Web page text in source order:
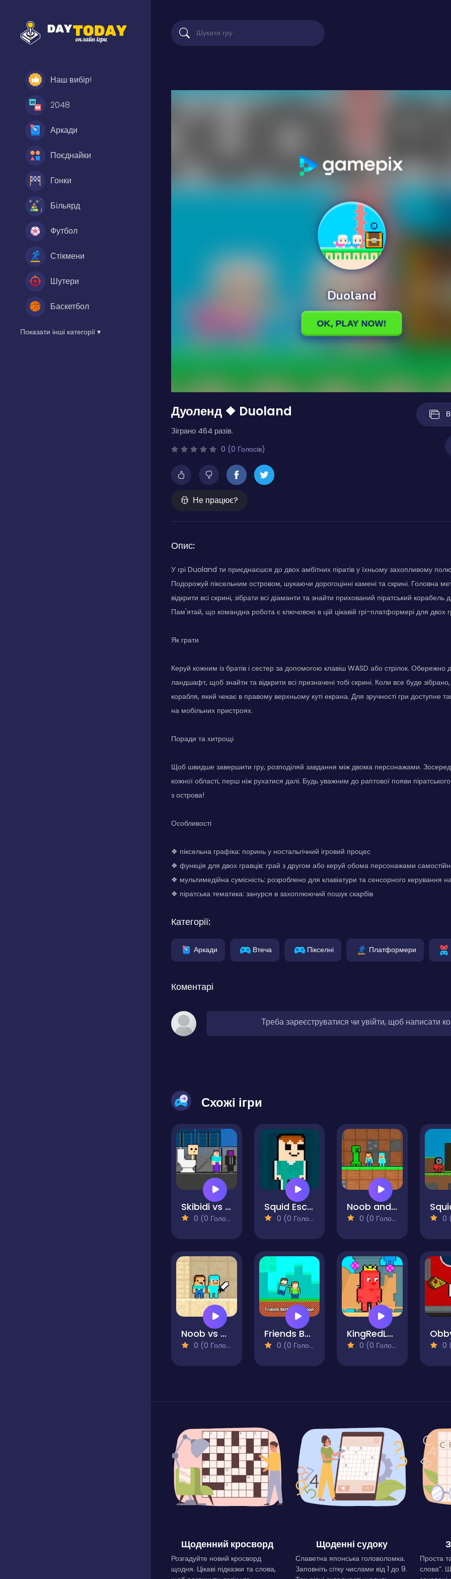
Наш вибір!
2048
Аркади
Поєднайки
Гонки
Більярд
Футбол
Стікмени
Шутери
Баскетбол
Показати інші категорії ▾
Дуоленд ❖ Duoland
Зіграно 464 разів.
0 (0 Голосів)
Не працює?
Опис:
У грі Duoland ти приєднаєшся до двох амбітних піратів у їхньому захопливому
Подорожуй піксельним островом, шукаючи дорогоцінні камені та скрині. Головна
відкрити всі скрині, зібрати всі діаманти та знайти прихований піратський корабель
Пам'ятай, що командна робота є ключовою в цій цікавій грі-платформері для двох
Як грати
Керуй кожним із братів і сестер за допомогою клавіш WASD або стрілок. Обережно
ландшафт, щоб знайти та відкрити всі призначені тобі скрині. Коли все буде
корабля, який чекає в правому верхньому куті екрана. Для зручності гри доступне
на мобільних пристроях.
Поради та хитрощі
Щоб швидше завершити гру, розподіляй завдання між двома персонажами.
кожної області, перш ніж рухатися далі. Будь уважним до раптової появи
з острова!
Особливості
❖ піксельна графіка: поринь у ностальгічний ігровий процес
❖ функція для двох гравців: грай з другом або керуй обома персонажами
❖ мультимедійна сумісність: розроблено для клавіатури та сенсорного керування
❖ піратська тематика: занурся в захоплюючий пошук скарбів
Категорії:
Аркади Втеча Пікселні Платформери
Коментарі
Треба зареєструватися чи увійти, щоб написати
Схожі ігри
Skibidi vs Noob & Cameraman
0 (0 Голосів)
Squid Escape Game
0 (0 Голосів)
Noob and Pro Monster School
0 (0 Голосів) 0
Noob vs Pro Sand island
0 (0 Голосів)
Friends Battle Knock Down
0 (0 Голосів)
KingRedLand
0 (0 Голосів) 0
Щоденний кросворд
Розгадуйте новий кросворд
щодня. Цікаві підказки та слова,
Щоденні судоку
Славетна японська головоломка.
Заповніть сітку числами від 1 до 9.
Проста
слова”.